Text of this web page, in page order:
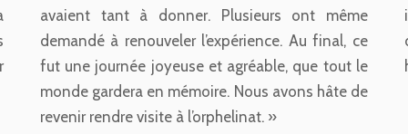
avaient tant à donner. Plusieurs ont même
demandé à renouveler l’expérience. Au final, ce
fut une journée joyeuse et agréable, que tout le
monde gardera en mémoire. Nous avons hâte de
revenir rendre visite à l’orphelinat. »